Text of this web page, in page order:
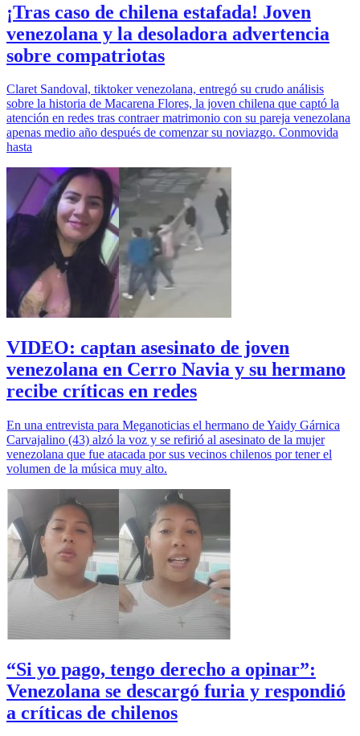
¡Tras caso de chilena estafada! Joven
venezolana y la desoladora advertencia
sobre compatriotas
Claret Sandoval, tiktoker venezolana, entregó su crudo análisis
sobre la historia de Macarena Flores, la joven chilena que captó la
atención en redes tras contraer matrimonio con su pareja venezolana
apenas medio año después de comenzar su noviazgo. Conmovida
hasta
VIDEO: captan asesinato de joven
venezolana en Cerro Navia y su hermano
recibe críticas en redes
En una entrevista para Meganoticias el hermano de Yaidy Gárnica
Carvajalino (43) alzó la voz y se refirió al asesinato de la mujer
venezolana que fue atacada por sus vecinos chilenos por tener el
volumen de la música muy alto.
“Si yo pago, tengo derecho a opinar”:
Venezolana se descargó furia y respondió
a críticas de chilenos